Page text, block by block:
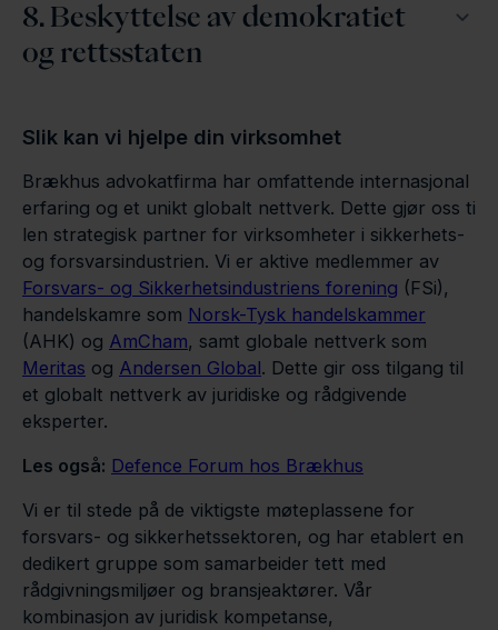
8. Beskyttelse av demokratiet
og rettsstaten
Slik kan vi hjelpe din virksomhet
Brækhus advokatfirma har omfattende internasjonal
erfaring og et unikt globalt nettverk. Dette gjør oss ti
len strategisk partner for virksomheter i sikkerhets-
og forsvarsindustrien. Vi er aktive medlemmer av
Forsvars- og Sikkerhetsindustriens forening (FSi),
handelskamre som Norsk-Tysk handelskammer
(AHK) og AmCham, samt globale nettverk som
Meritas og Andersen Global. Dette gir oss tilgang til
et globalt nettverk av juridiske og rådgivende
eksperter.
Les også: Defence Forum hos Brækhus
Vi er til stede på de viktigste møteplassene for
forsvars- og sikkerhetssektoren, og har etablert en
dedikert gruppe som samarbeider tett med
rådgivningsmiljøer og bransjeaktører. Vår
kombinasjon av juridisk kompetanse,